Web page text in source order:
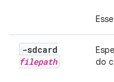
-sdcard
filepath
do